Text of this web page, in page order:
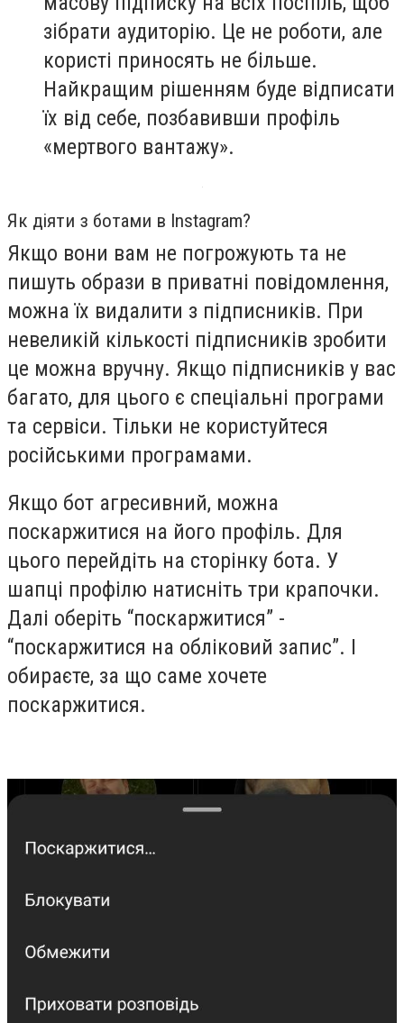
зібрати аудиторію. Це не роботи, але
користі приносять не більше.
Найкращим рішенням буде відписати
їх від себе, позбавивши профіль
«мертвого вантажу».
Як діяти з ботами в Instagram?
Якщо вони вам не погрожують та не
пишуть образи в приватні повідомлення,
можна їх видалити з підписників. При
невеликій кількості підписників зробити
це можна вручну. Якщо підписників у вас
багато, для цього є спеціальні програми
та сервіси. Тільки не користуйтеся
російськими програмами.
Якщо бот агресивний, можна
поскаржитися на його профіль. Для
цього перейдіть на сторінку бота. У
шапці профілю натисніть три крапочки.
Далі оберіть “поскаржитися” -
“поскаржитися на обліковий запис”. І
обираєте, за що саме хочете
поскаржитися.